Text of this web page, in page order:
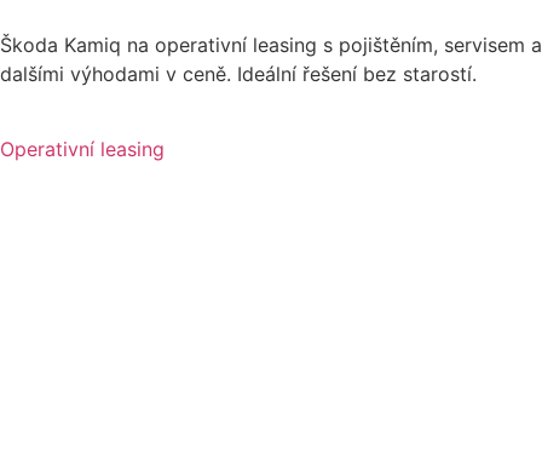
Škoda Kamiq na operativní leasing s pojištěním, servisem a
dalšími výhodami v ceně. Ideální řešení bez starostí.
Operativní leasing